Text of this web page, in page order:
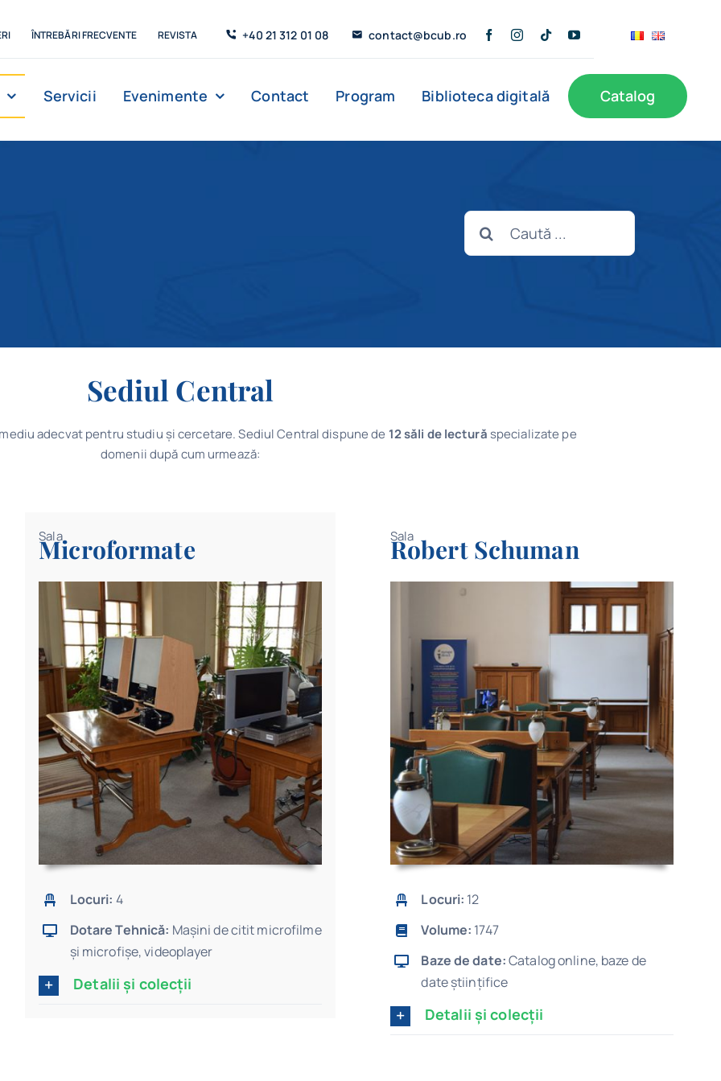
ÎNTREBĂRI FRECVENTE REVISTA +40 21 312 01 08 contact@bcub.ro
Servicii Evenimente Contact Program Biblioteca digitală Catalog
Cautare...
Sediul Central
adecvat pentru studiu şi cercetare. Sediul Central dispune de 12 săli de lecturăspecializate pe
domenii după cum urmează:
Sala
Microformate
Locuri: 4
Dotare Tehnică: Mașini de citit microfilme
și microfișe, videoplayer
Detalii și colecții
Sala
Robert Schuman
Locuri: 12
Volume: 1747
Baze de date:Catalog online, baze de
date științifice
Detalii și colecții